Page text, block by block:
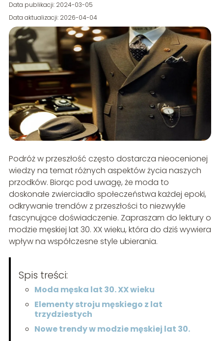
Data publikacji: 2024-03-05
Data aktualizacji: 2026-04-04
Podróż w przeszłość często dostarcza nieocenionej
wiedzy na temat różnych aspektów życia naszych
przodków. Biorąc pod uwagę, że moda to
doskonałe zwierciadło społeczeństwa każdej epoki,
odkrywanie trendów z przeszłości to niezwykle
fascynujące doświadczenie. Zapraszam do lektury o
modzie męskiej lat 30. XX wieku, która do dziś wywiera
wpływ na współczesne style ubierania.
Spis treści:
Moda męska lat 30. XX wieku
Elementy stroju męskiego z lat
trzydziestych
Nowe trendy w modzie męskiej lat 30.